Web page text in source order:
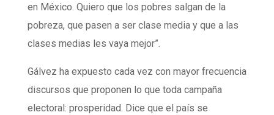
en México. Quiero que los pobres salgan de la
pobreza, que pasen a ser clase media y que a las
clases medias les vaya mejor”.
Gálvez ha expuesto cada vez con mayor frecuencia
discursos que proponen lo que toda campaña
electoral: prosperidad. Dice que el país se